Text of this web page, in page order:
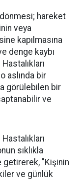
hareket
veya
kapılmasına
denge kaybı
aslında bir
görülebilen bir
ve
sıklıkla
getirerek, "Kişinin
ve günlük